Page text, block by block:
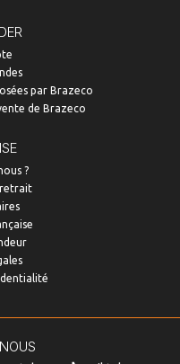
par Brazeco
de Brazeco
?
retrait